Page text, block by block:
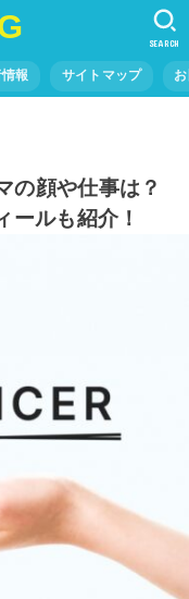
報 サイトマップ
SEARCH
の顔や仕事は？
ルも紹介！